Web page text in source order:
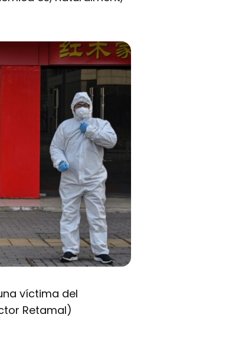
víctima del
Retamal)